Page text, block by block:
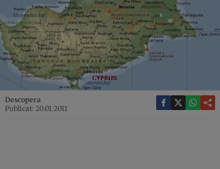
Descopera
Publicat: 20.01.2011